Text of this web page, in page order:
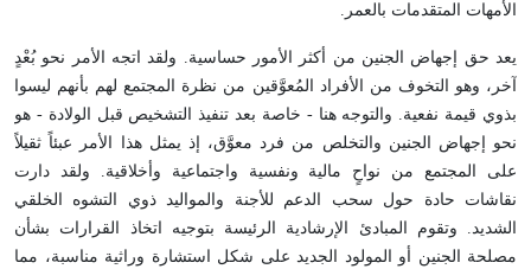
الأمهات المتقدمات بالعمر .
يعد حق إجهاض الجنين من أكثر الأمور حساسية. ولقد اتجه الأمر نحو بُعْدٍ
آخر، وهو التخوف من الأفراد المُعوَّقين من نظرة المجتمع لهم بأنهم ليسوا
بذوي قيمة نفعية. والتوجه هنا - خاصة بعد تنفيذ التشخيص قبل الولادة - هو
نحو إجهاض الجنين والتخلص من فرد معوَّق، إذ يمثل هذا الأمر عبئاً ثقيلاً
على المجتمع من نواحٍ مالية ونفسية واجتماعية وأخلاقية. ولقد دارت
نقاشات حادة حول سحب الدعم للأجنة والمواليد ذوي التشوه الخلقي
الشديد. وتقوم المبادئ الإرشادية الرئيسة بتوجيه اتخاذ القرارات بشأن
مصلحة الجنين أو المولود الجديد على شكل استشارة وراثية مناسبة، مما